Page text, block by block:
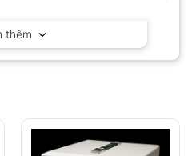
thêm